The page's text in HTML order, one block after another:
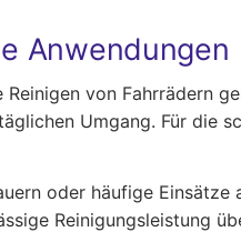
Anwendungen
von Fahrrädern
Umgang. Für die
oder häufige
Reinigungsleistung